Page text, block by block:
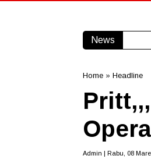
News
Home » Headline
Admin | Rabu, 08